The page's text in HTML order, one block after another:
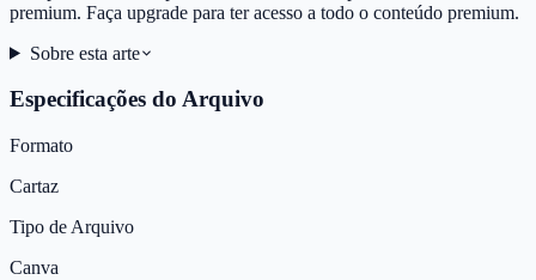
premium. Faça upgrade para ter acesso a todo o conteúdo premium.
Sobre esta arte
Especificações do Arquivo
Formato
Cartaz
Tipo de Arquivo
Canva